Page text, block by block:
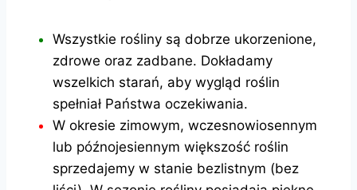
Wszystkie rośliny są dobrze ukorzenione,
zdrowe oraz zadbane. Dokładamy
wszelkich starań, aby wygląd roślin
spełniał Państwa oczekiwania.
W okresie zimowym, wczesnowiosennym
lub późnojesiennym większość roślin
sprzedajemy w stanie bezlistnym (bez